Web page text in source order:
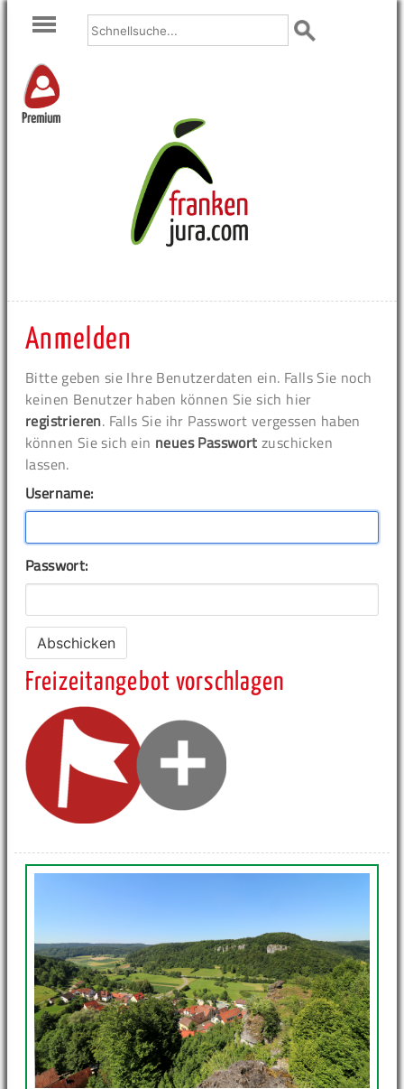
Premium
Anmelden
Bitte geben sie Ihre Benutzerdaten ein. Falls Sie noch
keinen Benutzer haben können Sie sich hier
registrieren. Falls Sie ihr Passwort vergessen haben
können Sie sich ein neues Passwort zuschicken
lassen.
Username:
Passwort:
Freizeitangebot vorschlagen